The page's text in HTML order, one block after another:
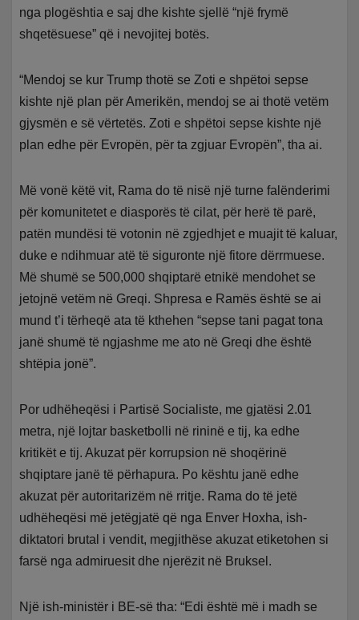
nga plogështia e saj dhe kishte sjellë “një frymë
shqetësuese” që i nevojitej botës.
“Mendoj se kur Trump thotë se Zoti e shpëtoi sepse
kishte një plan për Amerikën, mendoj se ai thotë vetëm
gjysmën e së vërtetës. Zoti e shpëtoi sepse kishte një
plan edhe për Evropën, për ta zgjuar Evropën”, tha ai.
Më vonë këtë vit, Rama do të nisë një turne falënderimi
për komunitetet e diasporës të cilat, për herë të parë,
patën mundësi të votonin në zgjedhjet e muajit të kaluar,
duke e ndihmuar atë të siguronte një fitore dërrmuese.
Më shumë se 500,000 shqiptarë etnikë mendohet se
jetojnë vetëm në Greqi. Shpresa e Ramës është se ai
mund t’i tërheqë ata të kthehen “sepse tani pagat tona
janë shumë të ngjashme me ato në Greqi dhe është
shtëpia jonë”.
Por udhëheqësi i Partisë Socialiste, me gjatësi 2.01
metra, një lojtar basketbolli në rininë e tij, ka edhe
kritikët e tij. Akuzat për korrupsion në shoqërinë
shqiptare janë të përhapura. Po kështu janë edhe
akuzat për autoritarizëm në rritje. Rama do të jetë
udhëheqësi më jetëgjatë që nga Enver Hoxha, ish-
diktatori brutal i vendit, megjithëse akuzat etiketohen si
farsë nga admiruesit dhe njerëzit në Bruksel.
Një ish-ministër i BE-së tha: “Edi është më i madh se